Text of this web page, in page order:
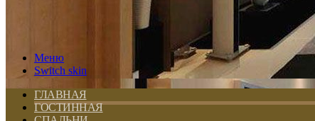
Меню
Switch skin
ГЛАВНАЯ
ГОСТИННАЯ